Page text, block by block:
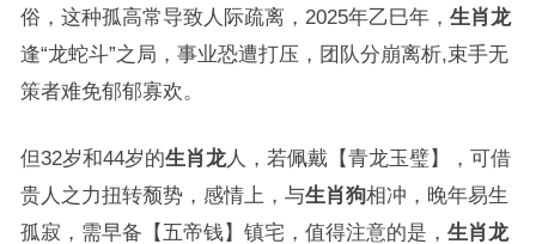
俗，这种孤高常导致人际疏离，2025年乙巳年， 生肖龙
逢“龙蛇斗”之局，事业恐遭打压，团队分崩离析,束手无
策者难免郁郁寡欢。
但32岁和44岁的生肖龙人，若佩戴【青龙玉璧】，可借
贵人之力扭转颓势，感情上，与生肖狗相冲，晚年易生
孤寂，需早备【五帝钱】镇宅，值得注意的是， 生肖龙